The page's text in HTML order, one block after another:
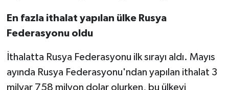
En fazla ithalat yapılan ülke Rusya
Federasyonu oldu
İthalatta Rusya Federasyonu ilk sırayı aldı. Mayıs
ayında Rusya Federasyonu'ndan yapılan ithalat 3
milyar 758 milyon dolar olurken, bu ülkeyi